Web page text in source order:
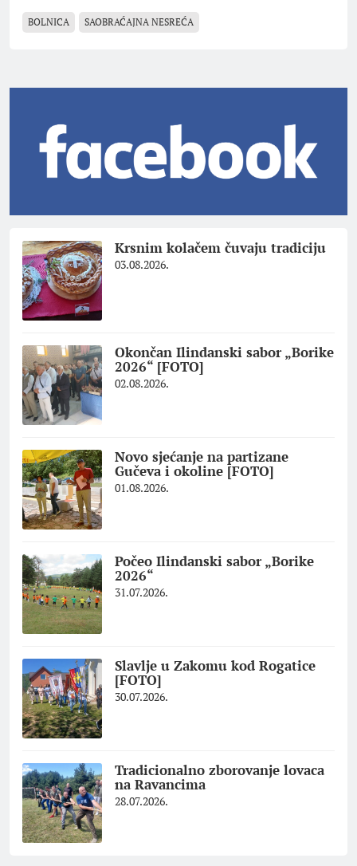
BOLNICA SAOBRAĆAJNA NESREĆA
Krsnim kolačem čuvaju tradiciju
03.08.2026.
Okončan Ilindanski sabor „Borike
2026“ [FOTO]
02.08.2026.
Novo sjećanje na partizane
Gučeva i okoline [FOTO]
01.08.2026.
Počeo Ilindanski sabor „Borike
2026“
31.07.2026.
Slavlje u Zakomu kod Rogatice
[FOTO]
30.07.2026.
Tradicionalno zborovanje lovaca
na Ravancima
28.07.2026.